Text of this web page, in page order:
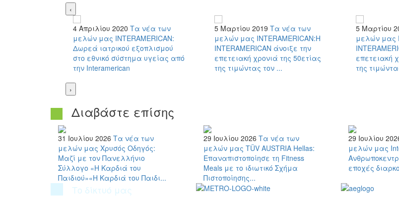
‹
4 Απριλίου 2020 Τα νέα των
μελών μας INTERAMERICAN:
Δωρεά ιατρικού εξοπλισμού
στο εθνικό σύστημα υγείας από
την Interamerican
5 Μαρτίου 2019 Τα νέα των
μελών μας INTERAMERICAN:Η
INTERAMERICAN άνοιξε την
επετειακή χρονιά της 50ετίας
της τιμώντας τον ...
5 Μαρτίου
μελών μας
επετειακή
της
›
Διαβάστε επίσης
31 Ιουλίου 2026 Τα νέα των
μελών μας Χρυσός Οδηγός:
Μαζί με τον Πανελλήνιο
Σύλλογο «Η Καρδιά του
Παιδιού»«Η Καρδιά του Παιδι...
29 Ιουλίου 2026 Τα νέα των
μελών μας TÜV AUSTRIA Hellas:
Επαναπιστοποίησε τη Fitness
Meals με το ιδιωτικό Σχήμα
Πιστοποίησης...
29 Ιουλίου
μελών μας
εποχές
Το δίκτυό μας